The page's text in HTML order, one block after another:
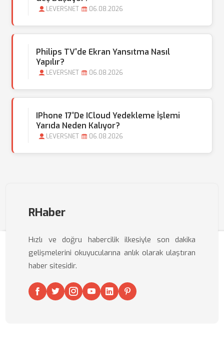
LEVERSNET 06.08.2026
Philips TV'de Ekran Yansıtma Nasıl
Yapılır?
LEVERSNET 06.08.2026
IPhone 17'de ICloud Yedekleme İşlemi
Yarıda Neden Kalıyor?
LEVERSNET 06.08.2026
RHaber
Hızlı ve doğru habercilik ilkesiyle son dakika
gelişmelerini okuyucularına anlık olarak ulaştıran
haber sitesidir.